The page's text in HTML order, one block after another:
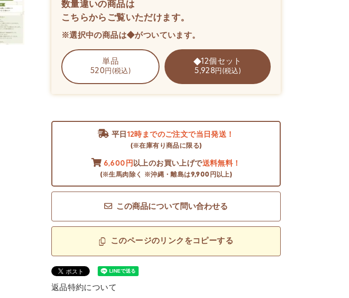
数量違いの商品は
こちらからご覧いただけます。
※選択中の商品は◆がついています。
単品
520 円(税込)
12個セット
5,928円(税込)
平日 12時までのご注文で当日発送！
(※在庫有り商品に限る)
6,600円以上のお買い上げで送料無料！
(※生馬肉除く ※沖縄・離島は9,900円以上)
この商品について問い合わせる
このページのリンクをコピーする
返品特約について